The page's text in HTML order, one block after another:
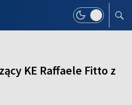
KE Raffaele Fitto z